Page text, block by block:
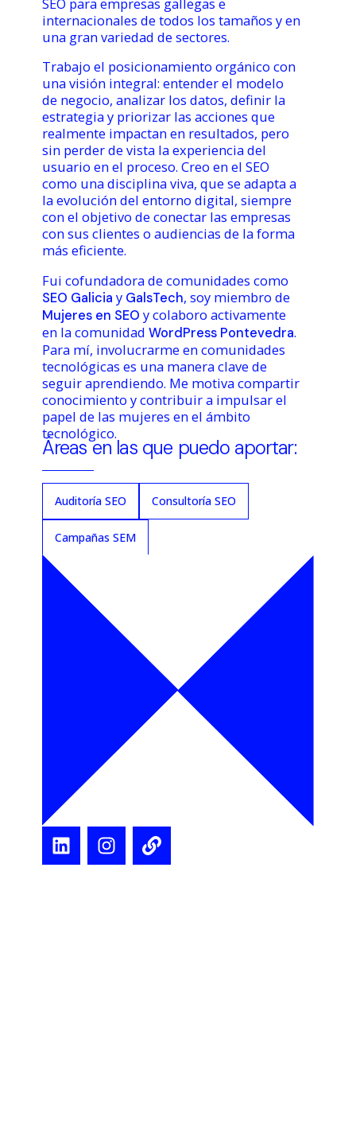
internacionales de todos los tamaños y en
una gran variedad de sectores.
Trabajo el posicionamiento orgánico con
una visión integral: entender el modelo
de negocio, analizar los datos, definir la
estrategia y priorizar las acciones que
realmente impactan en resultados, pero
sin perder de vista la experiencia del
usuario en el proceso. Creo en el SEO
como una disciplina viva, que se adapta a
la evolución del entorno digital, siempre
con el objetivo de conectar las empresas
con sus clientes o audiencias de la forma
más eficiente.
Fui cofundadora de comunidades como
SEO Galicia y GalsTech, soy miembro de
Mujeres en SEO y colaboro activamente
en la comunidad WordPress Pontevedra.
Para mí, involucrarme en comunidades
tecnológicas es una manera clave de
seguir aprendiendo. Me motiva compartir
conocimiento y contribuir a impulsar el
papel de las mujeres en el ámbito
tecnológico.
Áreas en las que puedo aportar:
Auditoría SEO Consultoría SEO
Campañas SEM